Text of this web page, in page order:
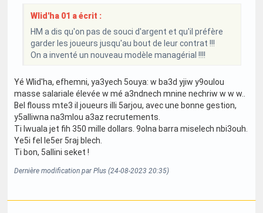
Wlid'ha 01 a écrit :
HM a dis qu'on pas de souci d'argent et qu'il préfère
garder les joueurs jusqu'au bout de leur contrat !!!
On a inventé un nouveau modèle managérial !!!!
Yé Wlid'ha, efhemni, ya3yech 5ouya: w ba3d yjiw y9oulou
masse salariale élevée w mé a3ndnech mnine nechriw w w w..
Bel flouss mte3 il joueurs illi 5arjou, avec une bonne gestion,
y5alliwna na3mlou a3az recrutements.
Ti Iwuala jet fih 350 mille dollars. 9olna barra miselech nbi3ouh.
Ye5i fel le5er 5raj blech.
Ti bon, 5allini seket !
Dernière modification par Plus (24-08-2023 20:35)